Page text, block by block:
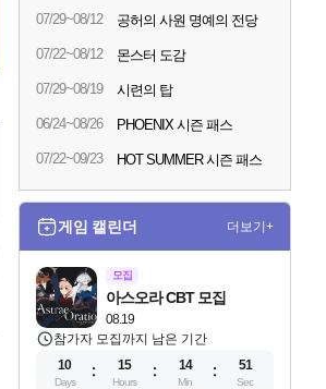
07/29~08/12 공허의 사원 명예의 전당
07/22~08/12 몬스터 도감
07/29~08/19 시련의 탑
06/24~08/26 PHOENIX 시즌 패스
07/22~09/23 HOT SUMMER 시즌 패스
게임 캘린더 더보기+
모집
08.19
아스오라 CBT 모집
참가자 모집까지 남은 기간
10
Days
15
Hours
14
Min
49
Sec